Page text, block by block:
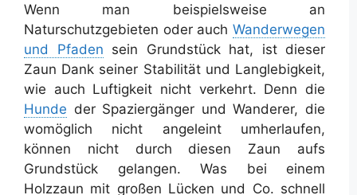
Wenn man beispielsweise an
Naturschutzgebieten oder auch Wanderwegen
und Pfaden sein Grundstück hat, ist dieser
Zaun Dank seiner Stabilität und Langlebigkeit,
wie auch Luftigkeit nicht verkehrt. Denn die
Hunde der Spaziergänger und Wanderer, die
womöglich nicht angeleint umherlaufen,
können nicht durch diesen Zaun aufs
Grundstück gelangen. Was bei einem
Holzzaun mit großen Lücken und Co. schnell